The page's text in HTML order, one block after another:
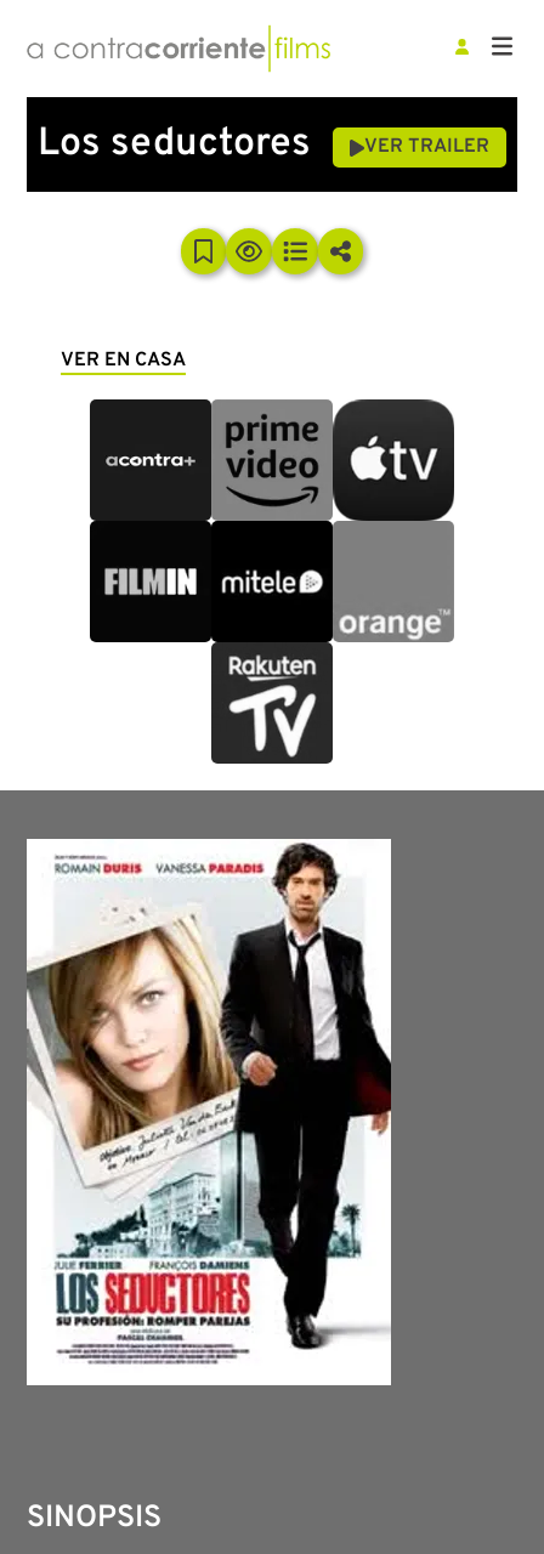
Los seductores VER TRAILER
VER EN CASA
SINOPSIS